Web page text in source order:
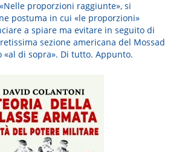
proporzioni raggiunte», si
postuma in cui «le proporzioni»
a spiare ma evitare in seguito di
sezione americana del Mossad
«al di sopra». Di tutto. Appunto.